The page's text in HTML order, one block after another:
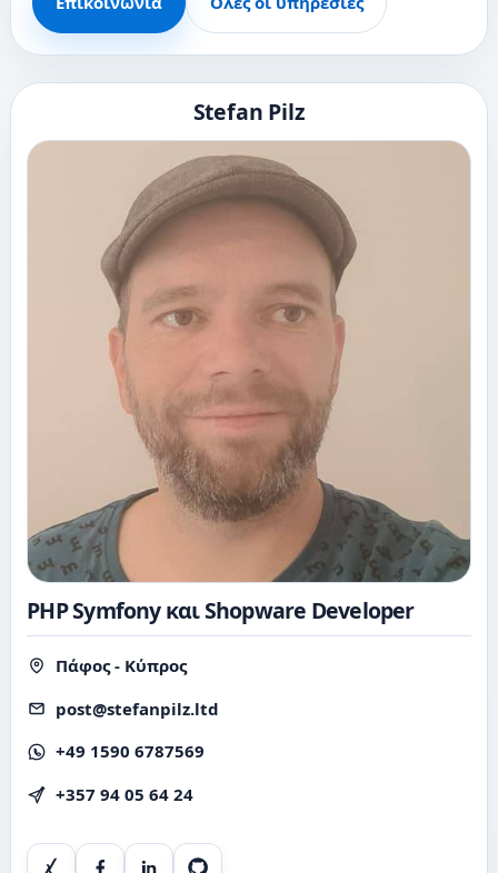
Stefan Pilz
PHP Symfony και Shopware Developer
Πάφος - Κύπρος
post@stefanpilz.ltd
+49 1590 6787569
+357 94 05 64 24
Xing FacebookLinkedInGitHub